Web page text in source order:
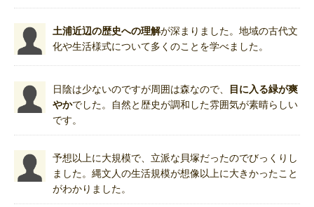
土浦近辺の歴史への理解が深まりました。地域の古代文
化や生活様式について多くのことを学べました。
日陰は少ないのですが周囲は森なので、
目に入る緑が爽
やかでした。自然と歴史が調和した雰囲気が素晴らしい
です。
予想以上に大規模で、立派な貝塚だったのでびっくりし
ました。縄文人の生活規模が想像以上に大きかったこと
がわかりました。